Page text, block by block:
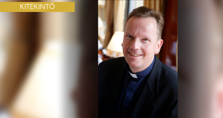
KITEKINTŐ